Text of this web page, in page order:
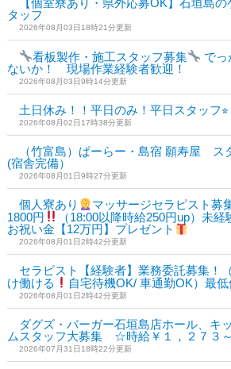
【個室寮あり・県外応募OK】石垣島
タッフ
2026年08月03日18時21分更新
看板製作・施工スタッフ募集
でっ
ないか！ 現場作業経験者歓迎！
2026年08月03日9時14分更新
土日休み！！平日のみ！平日スタッフ⭐︎
2026年08月02日17時38分更新
（竹富島）ぱーらー・島宿 願寿屋 ス
(宿舎完備）
2026年08月01日9時27分更新
個人寮あり
マッサージセラピスト募
1800円
（18:00以降時給250円up）未経
お祝い金【12万円】プレゼント
2026年08月01日2時42分更新
セラピスト【経験者】業務委託募集！
け働ける
自宅待機OK/ 車通勤OK）最
2026年08月01日2時42分更新
ダグズ・バーガー石垣島店ホール、
ムスタッフ大募集 ☆時給￥１，２７３
2026年07月31日18時22分更新